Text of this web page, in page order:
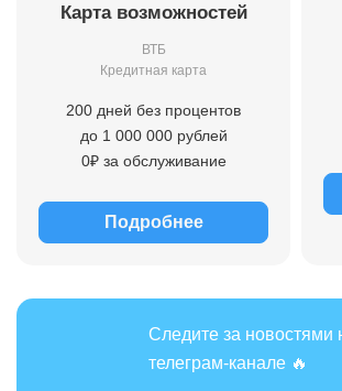
Карта возможностей
ВТБ
Кредитная карта
200 дней без процентов
до 1 000 000 рублей
0₽ за обслуживание
Подробнее
Следите за новостями
телеграм-канале 🔥